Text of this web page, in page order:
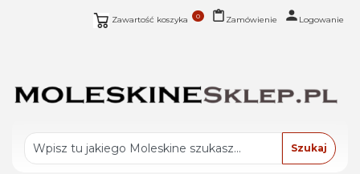
Zawartość koszyka 0 Zamówienie Logowanie